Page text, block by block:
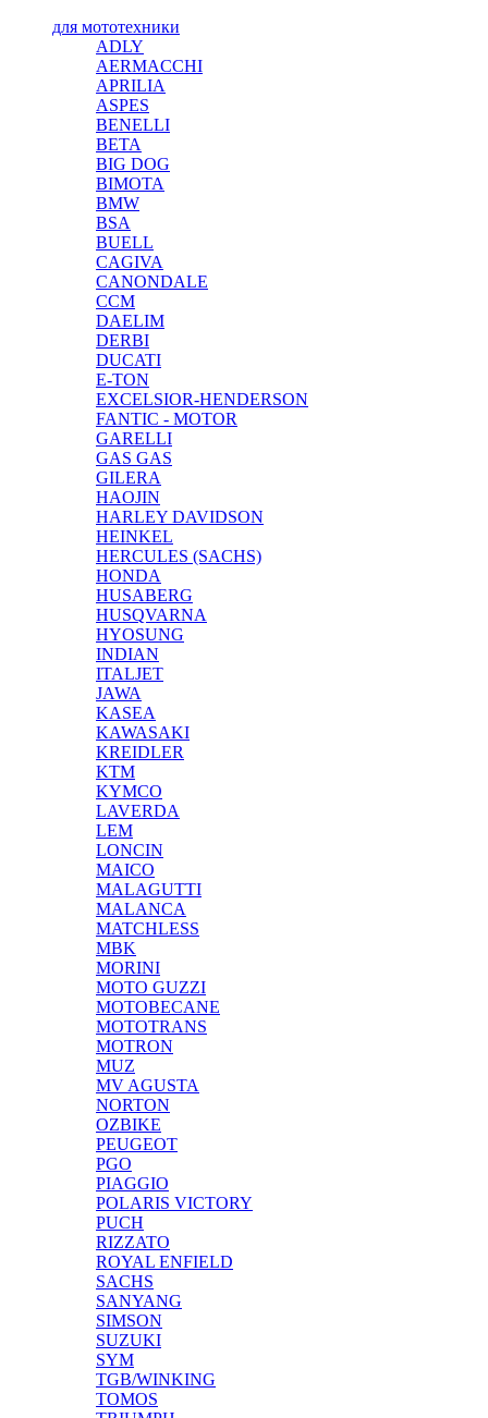
для мототехники
ADLY
AERMACCHI
APRILIA
ASPES
BENELLI
BETA
BIG DOG
BIMOTA
BMW
BSA
BUELL
CAGIVA
CANONDALE
CCM
DAELIM
DERBI
DUCATI
E-TON
EXCELSIOR-HENDERSON
FANTIC - MOTOR
GARELLI
GAS GAS
GILERA
HAOJIN
HARLEY DAVIDSON
HEINKEL
HERCULES (SACHS)
HONDA
HUSABERG
HUSQVARNA
HYOSUNG
INDIAN
ITALJET
JAWA
KASEA
KAWASAKI
KREIDLER
KTM
KYMCO
LAVERDA
LEM
LONCIN
MAICO
MALAGUTTI
MALANCA
MATCHLESS
MBK
MORINI
MOTO GUZZI
MOTOBECANE
MOTOTRANS
MOTRON
MUZ
MV AGUSTA
NORTON
OZBIKE
PEUGEOT
PGO
PIAGGIO
POLARIS VICTORY
PUCH
RIZZATO
ROYAL ENFIELD
SACHS
SANYANG
SIMSON
SUZUKI
SYM
TGB/WINKING
TOMOS